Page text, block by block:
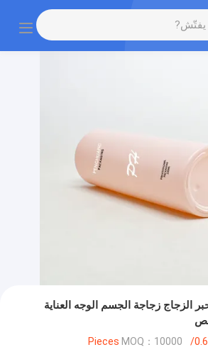
الزجاج زجاجة الجسم الوجه العناية
MOQ：10000